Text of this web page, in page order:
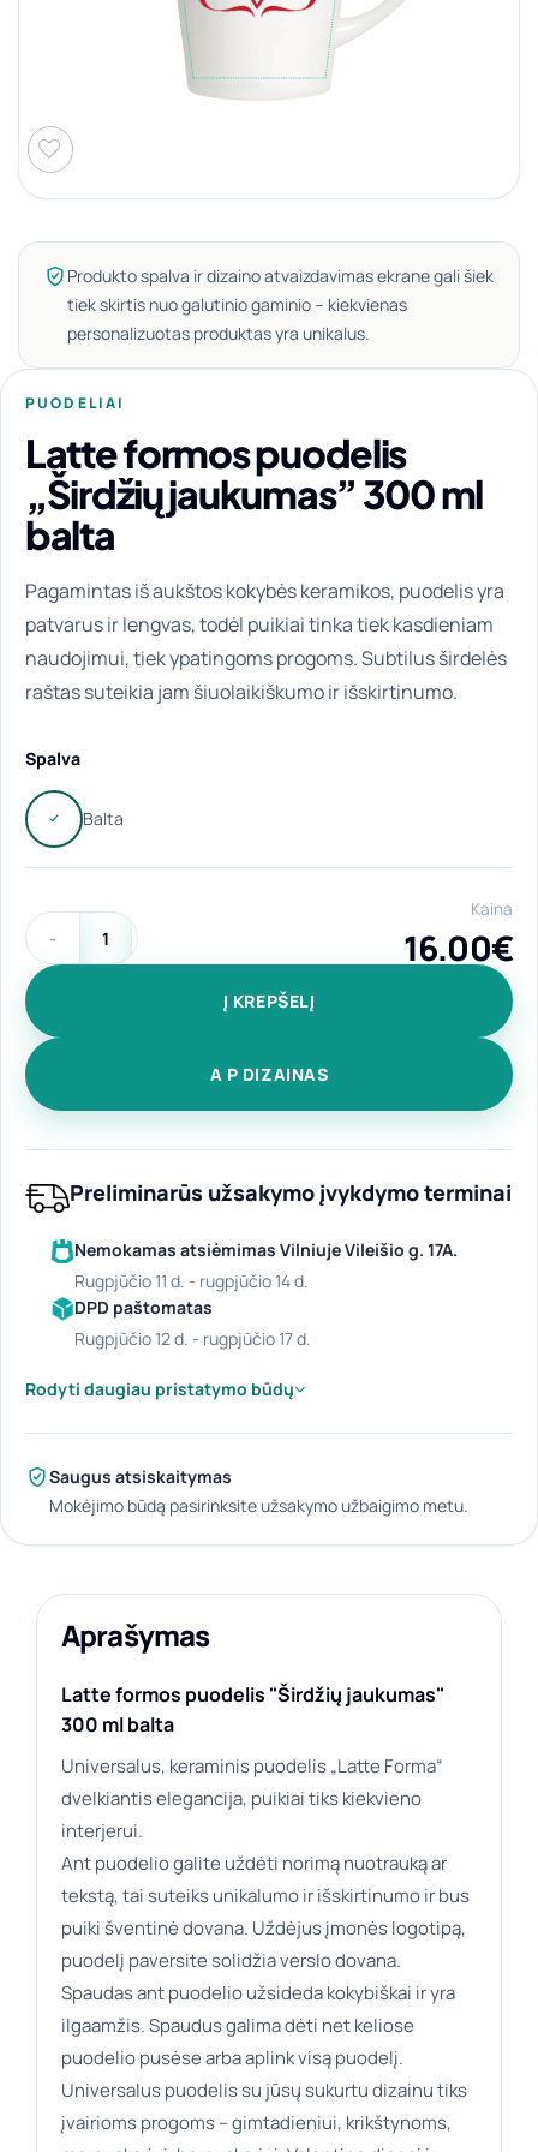
Produkto spalva ir dizaino atvaizdavimas ekrane gali šiek
tiek skirtis nuo galutinio gaminio – kiekvienas
personalizuotas produktas yra unikalus.
PUODELIAI
Latte formos puodelis
„Širdžių jaukumas” 300 ml
balta
Pagamintas iš aukštos kokybės keramikos, puodelis yra
patvarus ir lengvas, todėl puikiai tinka tiek kasdieniam
naudojimui, tiek ypatingoms progoms. Subtilus širdelės
raštas suteikia jam šiuolaikiškumo ir išskirtinumo.
Spalva
produkto kiekis: Latte formos puodelis "Širdžių jaukumas"
Kaina
16.00€
Į KREPŠELĮ
A P DIZAINAS
Preliminarūs užsakymo įvykdymo terminai
Nemokamas atsiėmimas Vilniuje Vileišio g. 17A.
rugpjūčio 11 d. - rugpjūčio 14 d.
DPD paštomatas
rugpjūčio 12 d. - rugpjūčio 17 d.
Rodyti daugiau pristatymo būdų
Saugus atsiskaitymas
Mokėjimo būdą pasirinksite užsakymo užbaigimo metu.
Aprašymas
Latte formos puodelis "Širdžių jaukumas"
300 ml balta
Universalus, keraminis puodelis „Latte Forma“
dvelkiantis elegancija, puikiai tiks kiekvieno
interjerui.
Ant puodelio galite uždėti norimą nuotrauką ar
tekstą, tai suteiks unikalumo ir išskirtinumo ir bus
puiki šventinė dovana. Uždėjus įmonės logotipą,
puodelį paversite solidžia verslo dovana.
Spaudas ant puodelio užsideda kokybiškai ir yra
ilgaamžis. Spaudus galima dėti net keliose
puodelio pusėse arba aplink visą puodelį.
Universalus puodelis su jūsų sukurtu dizainu tiks
įvairioms progoms – gimtadieniui, krikštynoms,